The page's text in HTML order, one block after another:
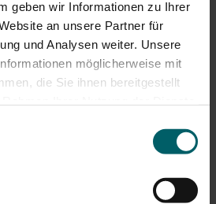
geben wir Informationen zu Ihrer
an unsere Partner für
und Analysen weiter. Unsere
möglicherweise mit
die Sie ihnen bereitgestellt
Webseite weiterhin nutzen.